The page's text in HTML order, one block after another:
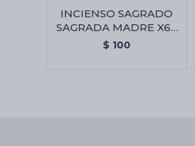
INCIENSO SAGRADO
SAGRADA MADRE X6 -
Amor Eterno
$ 100